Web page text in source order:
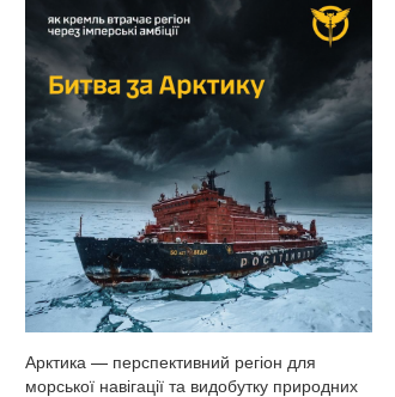
Арктика — перспективний регіон для
морської навігації та видобутку природних